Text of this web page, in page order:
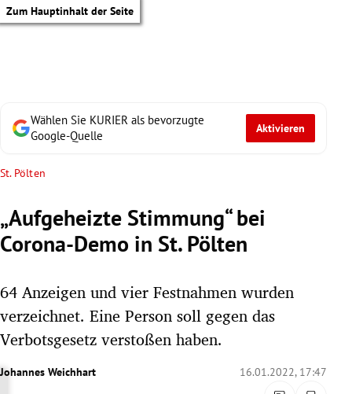
Zum Hauptinhalt der Seite
Untermenü
Untermenü
Wählen Sie KURIER als bevorzugte
Google-Quelle
Aktivieren
St. Pölten
„Aufgeheizte Stimmung“ bei
Corona-Demo in St. Pölten
64 Anzeigen und vier Festnahmen wurden
verzeichnet. Eine Person soll gegen das
Verbotsgesetz verstoßen haben.
Johannes Weichhart 16.01.2022, 17:47